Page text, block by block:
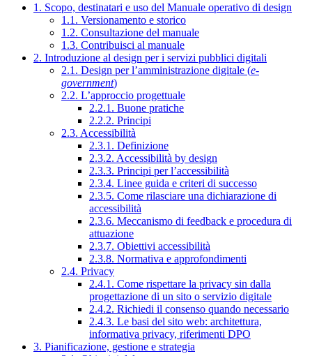
1. Scopo, destinatari e uso del Manuale operativo di design
1.1. Versionamento e storico
1.2. Consultazione del manuale
1.3. Contribuisci al manuale
2. Introduzione al design per i servizi pubblici digitali
2.1. Design per l’amministrazione digitale (e-
government)
2.2. L’approccio progettuale
2.2.1. Buone pratiche
2.2.2. Principi
2.3. Accessibilità
2.3.1. Definizione
2.3.2. Accessibilità by design
2.3.3. Principi per l’accessibilità
2.3.4. Linee guida e criteri di successo
2.3.5. Come rilasciare una dichiarazione di
accessibilità
2.3.6. Meccanismo di feedback e procedura di
attuazione
2.3.7. Obiettivi accessibilità
2.3.8. Normativa e approfondimenti
2.4. Privacy
2.4.1. Come rispettare la privacy sin dalla
progettazione di un sito o servizio digitale
2.4.2. Richiedi il consenso quando necessario
2.4.3. Le basi del sito web: architettura,
informativa privacy, riferimenti DPO
3. Pianificazione, gestione e strategia